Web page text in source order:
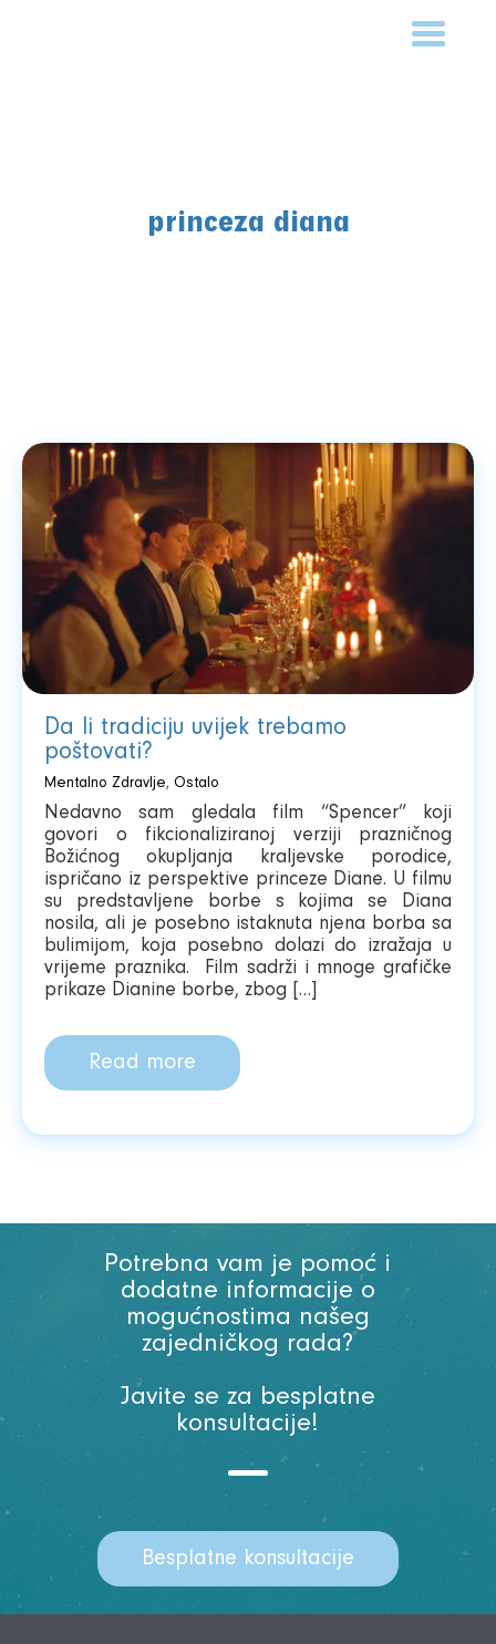
princeza diana
Da li tradiciju uvijek trebamo
poštovati?
Mentalno Zdravlje, Ostalo
Nedavno sam gledala film “Spencer” koji
govori o fikcionaliziranoj verziji prazničnog
Božićnog okupljanja kraljevske porodice,
ispričano iz perspektive princeze Diane. U filmu
su predstavljene borbe s kojima se Diana
nosila, ali je posebno istaknuta njena borba sa
bulimijom, koja posebno dolazi do izražaja u
vrijeme praznika. Film sadrži i mnoge grafičke
prikaze Dianine borbe, zbog […]
Read more
Potrebna vam je pomoć i
dodatne informacije o
mogućnostima našeg
zajedničkog rada?
Javite se za besplatne
konsultacije!
Besplatne konsultacije